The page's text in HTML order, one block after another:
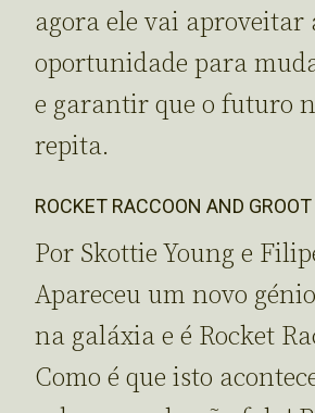
agora ele vai aproveitar
oportunidade para
e garantir que o futuro
repita.
ROCKET RACCOON AND
Por Skottie Young e
Apareceu um novo
na galáxia e é Rocket
Como é que isto